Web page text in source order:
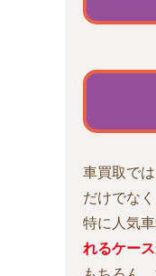
車買取で
だけでな
特に人気
れるケー